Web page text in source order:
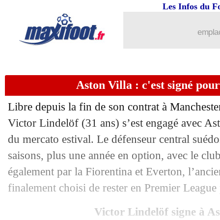
Les Infos du
Aston Villa : c'est signé
Libre depuis la fin de son contrat à
Victor Lindelöf (31 ans) s’est engagé avec
du mercato estival. Le défenseur central
saisons, plus une année en option, avec le
également par la Fiorentina et Everton,
finalement choisi de rester en Premier
Victor Lindelöf signe à
Inter: Pavard va signer à l'OM !
01/09 Wolverhampton : Arokodare pour
01/09 OM: Meïté prêté à Lorient (officiel)
01/09 Brest: Tousart a signé (officiel)
01/09 Brighton : Buonanotte prêté à
01/09 Francfort: Nkounkou prêté au
: Emersonn a signé (officiel)